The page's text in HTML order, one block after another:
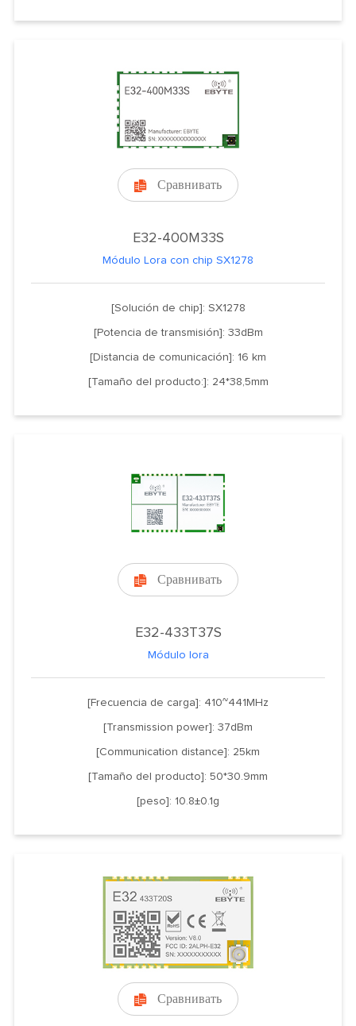
 Сравнивать
E32-400M33S
Módulo Lora con chip SX1278
[Solución de chip]: SX1278
[Potencia de transmisión]: 33dBm
[Distancia de comunicación]: 16 km
[Tamaño del producto:]: 24*38,5mm
 Сравнивать
E32-433T37S
Módulo lora
[Frecuencia de carga]: 410~441MHz
[Transmission power]: 37dBm
[Communication distance]: 25km
[Tamaño del producto]: 50*30.9mm
[peso]: 10.8±0.1g
 Сравнивать